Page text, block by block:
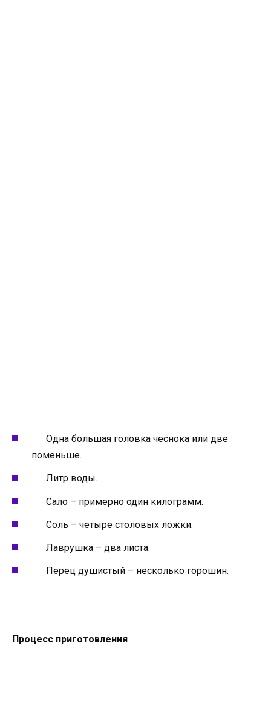
Одна большая головка чеснока или две
поменьше.
Литр воды.
Сало – примерно один килограмм.
Соль – четыре столовых ложки.
Лаврушка – два листа.
Перец душистый – несколько горошин.
Процесс приготовления